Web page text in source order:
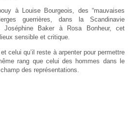
à Louise Bourgeois, des “mauvaises
guerrières, dans la Scandinavie
Joséphine Baker à Rosa Bonheur, cet
sensible et critique.
celui qu’il reste à arpenter pour permettre
rang que celui des hommes dans le
des représentations.